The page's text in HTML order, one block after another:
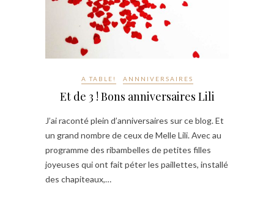
A TABLE! ANNNIVERSAIRES
Et de 3 ! Bons anniversaires Lili
J’ai raconté plein d’anniversaires sur ce blog. Et
un grand nombre de ceux de Melle Lili. Avec au
programme des ribambelles de petites filles
joyeuses qui ont fait péter les paillettes, installé
des chapiteaux,…